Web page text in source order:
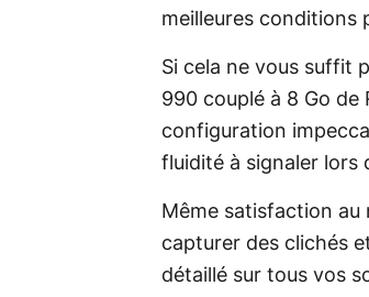
meilleures conditions
Si cela ne vous suffit
990 couplé à 8 Go de
configuration
fluidité à signaler lors
Même satisfaction au
capturer des clichés
détaillé sur tous vos